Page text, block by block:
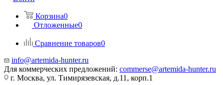
Корзина0
Отложенные0
Сравнение товаров0
info@artemida-hunter.ru
Для коммерческих предложений: commerse@artemida-hunter.ru
г. Москва, ул. Тимирязевская, д.11, корп.1